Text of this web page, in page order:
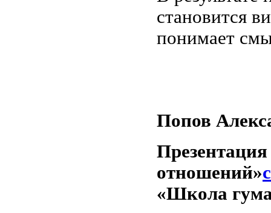
становится
понимает
Попов
отношений»
«Школа